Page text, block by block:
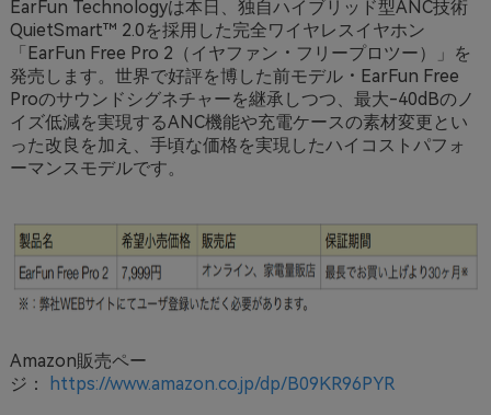
EarFun Technologyは本日、独自ハイブリッド型ANC技術
QuietSmart™ 2.0を採用した完全ワイヤレスイヤホン
「EarFun Free Pro 2（イヤファン・フリープロツー）」を
発売します。世界で好評を博した前モデル・EarFun Free
Proのサウンドシグネチャーを継承しつつ、最大-40dBのノ
イズ低減を実現するANC機能や充電ケースの素材変更とい
った改良を加え、手頃な価格を実現したハイコストパフォ
ーマンスモデルです。
Amazon販売ペー
ジ：
https://www.amazon.co.jp/dp/B09KR96PYR